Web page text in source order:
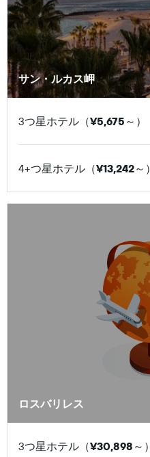
サン・ルカス岬
3つ星ホテル（¥5,675 ​～）
4+つ星ホテル（¥13,242​～）
ロスバリレス
3つ星ホテル（¥30,898 ​～）